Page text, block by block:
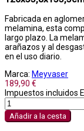
Fabricada en
melamina, esta
largo plazo. La
arañazos y al
en el uso diario.
Marca: Meyvaser
189,90 €
Impuestos incluidos
Añadir a la cesta